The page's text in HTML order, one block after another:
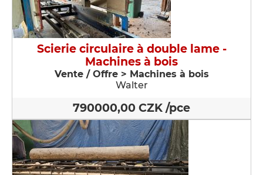
Scierie circulaire à double lame -
Machines à bois
Vente / Offre > Machines à bois
Walter
790000,00 CZK /pce